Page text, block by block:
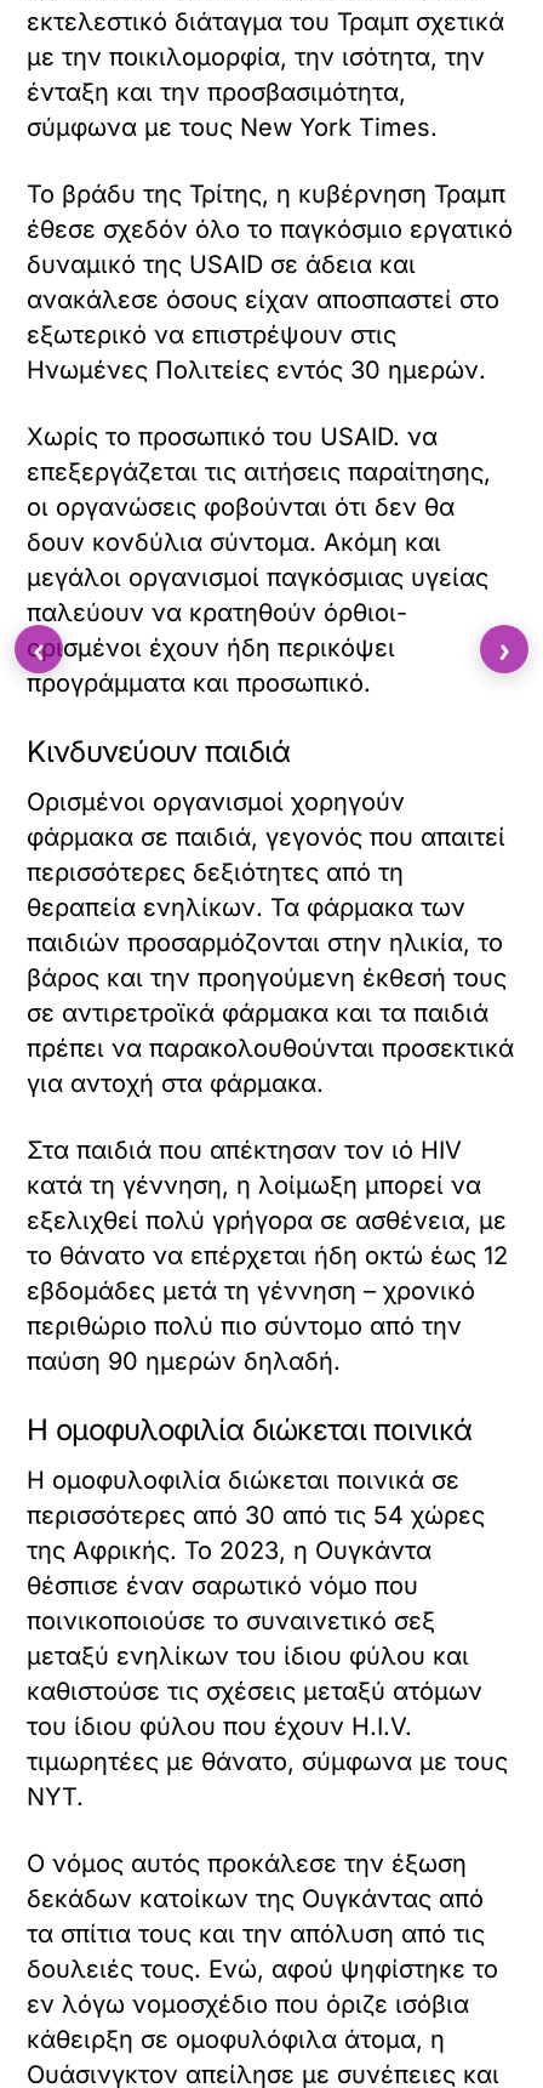
εκτελεστικό διάταγμα του Τραμπ σχετικά
με την ποικιλομορφία, την ισότητα, την
ένταξη και την προσβασιμότητα,
σύμφωνα με τους New York Times.
Το βράδυ της Τρίτης, η κυβέρνηση Τραμπ
έθεσε σχεδόν όλο το παγκόσμιο εργατικό
δυναμικό της USAID σε άδεια και
ανακάλεσε όσους είχαν αποσπαστεί στο
εξωτερικό να επιστρέψουν στις
Ηνωμένες Πολιτείες εντός 30 ημερών.
Χωρίς το προσωπικό του USAID. να
επεξεργάζεται τις αιτήσεις παραίτησης,
οι οργανώσεις φοβούνται ότι δεν θα
δουν κονδύλια σύντομα. Ακόμη και
μεγάλοι οργανισμοί παγκόσμιας υγείας
παλεύουν να κρατηθούν όρθιοι-
ορισμένοι έχουν ήδη περικόψει
προγράμματα και προσωπικό.
Κινδυνεύουν παιδιά
Ορισμένοι οργανισμοί χορηγούν
φάρμακα σε παιδιά, γεγονός που απαιτεί
περισσότερες δεξιότητες από τη
θεραπεία ενηλίκων. Τα φάρμακα των
παιδιών προσαρμόζονται στην ηλικία, το
βάρος και την προηγούμενη έκθεσή τους
σε αντιρετροϊκά φάρμακα και τα παιδιά
πρέπει να παρακολουθούνται προσεκτικά
για αντοχή στα φάρμακα.
Στα παιδιά που απέκτησαν τον ιό HIV
κατά τη γέννηση, η λοίμωξη μπορεί να
εξελιχθεί πολύ γρήγορα σε ασθένεια, με
το θάνατο να επέρχεται ήδη οκτώ έως 12
εβδομάδες μετά τη γέννηση – χρονικό
περιθώριο πολύ πιο σύντομο από την
παύση 90 ημερών δηλαδή.
H ομοφυλοφιλία διώκεται ποινικά
Η ομοφυλοφιλία διώκεται ποινικά σε
περισσότερες από 30 από τις 54 χώρες
της Αφρικής. Το 2023, η Ουγκάντα
θέσπισε έναν σαρωτικό νόμο που
ποινικοποιούσε το συναινετικό σεξ
μεταξύ ενηλίκων του ίδιου φύλου και
καθιστούσε τις σχέσεις μεταξύ ατόμων
του ίδιου φύλου που έχουν Η.Ι.V.
τιμωρητέες με θάνατο, σύμφωνα με τους
NYT.
Ο νόμος αυτός προκάλεσε την έξωση
δεκάδων κατοίκων της Ουγκάντας από
τα σπίτια τους και την απόλυση από τις
δουλειές τους. Ενώ, αφού ψηφίστηκε το
εν λόγω νομοσχέδιο που όριζε ισόβια
κάθειρξη σε ομοφυλόφιλα άτομα, η
Ουάσινγκτον απείλησε με συνέπειες και
‹ ›